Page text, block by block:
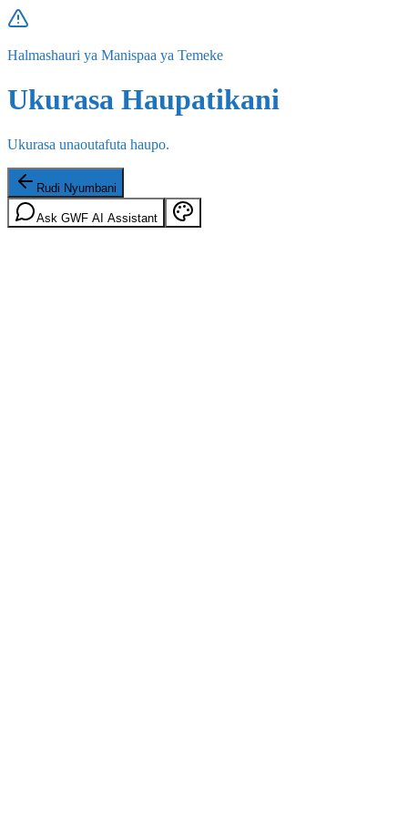
Halmashauri ya Manispaa ya Temeke
Ukurasa Haupatikani
Ukurasa unaoutafuta haupo.
Rudi Nyumbani
Ask GWF AI Assistant